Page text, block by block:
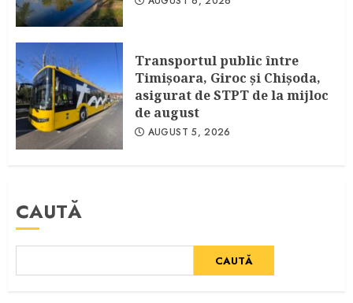
Transportul public între
Timişoara, Giroc şi Chişoda,
asigurat de STPT de la mijloc
de august
AUGUST 5, 2026
CAUTĂ
CAUTĂ